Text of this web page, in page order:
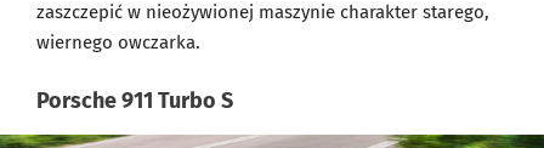
zaszczepić w nieożywionej maszynie charakter starego,
wiernego owczarka.
Porsche 911 Turbo S